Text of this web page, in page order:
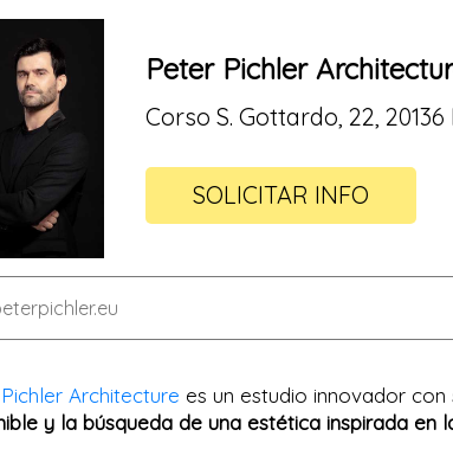
Peter Pichler
Corso S. Gottardo, 22,
SOLICITAR INFO
Architecture es un estudio innovador
y la búsqueda de una estética inspirada en